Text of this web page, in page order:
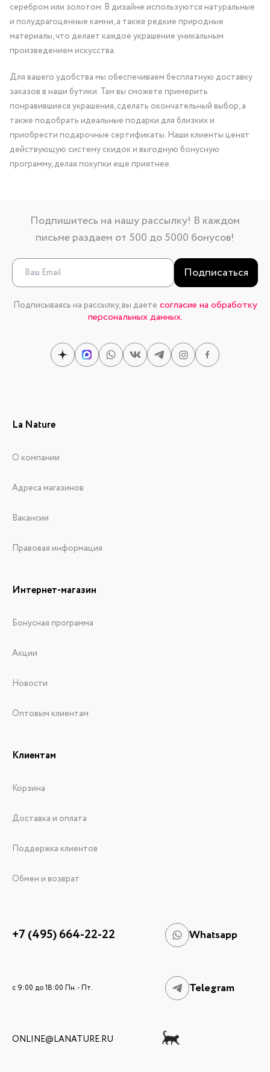
серебром или золотом. В дизайне используются натуральные
и полудрагоценные камни, а также редкие природные
материалы, что делает каждое украшение уникальным
произведением искусства.
Для вашего удобства мы обеспечиваем бесплатную доставку
заказов в наши бутики. Там вы сможете примерить
понравившиеся украшения, сделать окончательный выбор, а
также подобрать идеальные подарки для близких и
приобрести подарочные сертификаты. Наши клиенты ценят
действующую систему скидок и выгодную бонусную
программу, делая покупки еще приятнее.
Подпишитесь на нашу рассылку! В каждом
письме раздаем от 500 до 5000 бонусов!
Подписаться
Подписываясь на рассылку, вы даете согласие на обработку
персональных данных.
La Nature
О компании
Адреса магазинов
Вакансии
Правовая информация
Интернет-магазин
Бонусная программа
Акции
Новости
Оптовым клиентам
Клиентам
Корзина
Доставка и оплата
Поддержка клиентов
Обмен и возврат
+7 (495) 664-22-22 Whatsapp
c 9:00 до 18:00 Пн. - Пт. Telegram
ONLINE@LANATURE.RU